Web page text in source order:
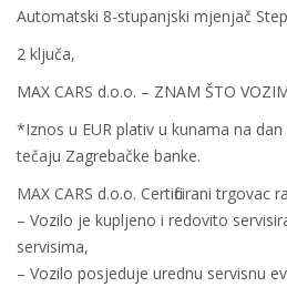
Automatski 8-stupanjski mjenjač
2 ključa,
MAX CARS d.o.o. – ZNAM ŠTO
*Iznos u EUR plativ u kunama na
tečaju Zagrebačke banke.
MAX CARS d.o.o. Certificirani trgovac
– Vozilo je kupljeno i redovito
servisima,
– Vozilo posjeduje urednu servisnu